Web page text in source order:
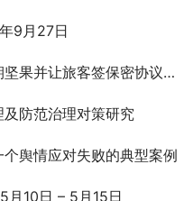
9月27日
协议：食品安全和危机公关的双重危机
防范治理对策研究
舆情应对失败的典型案例
月10日 – 5月15日